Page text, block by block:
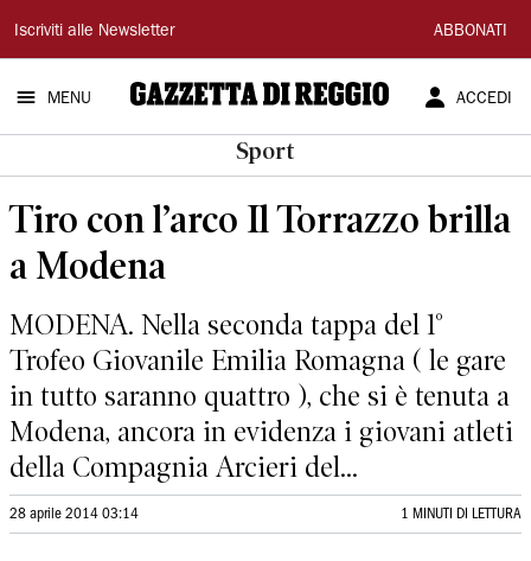
Gazzetta
di
Reggio
Iscriviti alle Newsletter ABBONATI
MENU ACCEDI
Sport
Tiro con l’arco Il Torrazzo brilla
a Modena
MODENA. Nella seconda tappa del 1°
Trofeo Giovanile Emilia Romagna ( le gare
in tutto saranno quattro ), che si è tenuta a
Modena, ancora in evidenza i giovani atleti
della Compagnia Arcieri del...
28 aprile 2014 03:14 1 MINUTI DI LETTURA